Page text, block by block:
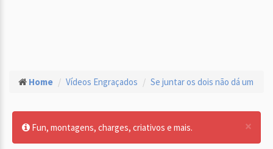
Home Vídeos Engraçados Se juntar os dois não dá um
×
Fun, montagens, charges, criativos e mais.